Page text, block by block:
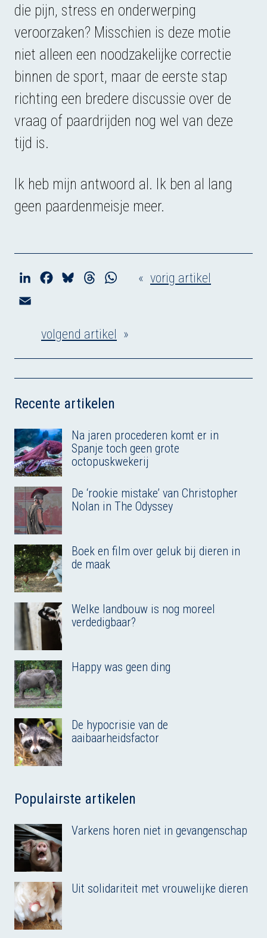
die pijn, stress en onderwerping
veroorzaken? Misschien is deze motie
niet alleen een noodzakelijke correctie
binnen de sport, maar de eerste stap
richting een bredere discussie over de
vraag of paardrijden nog wel van deze
tijd is.
Ik heb mijn antwoord al. Ik ben al lang
geen paardenmeisje meer.
d
I
b
o
o
e
s
k
y
e
a
d
s
A
p
« vorig artikel
volgend artikel »
Recente artikelen
Na jaren procederen komt er in
Spanje toch geen grote
octopuskwekerij
De ‘rookie mistake’ van Christopher
Nolan in The Odyssey
Boek en film over geluk bij dieren in
de maak
Welke landbouw is nog moreel
verdedigbaar?
Happy was geen ding
De hypocrisie van de
aaibaarheidsfactor
Populairste artikelen
Varkens horen niet in gevangenschap
Uit solidariteit met vrouwelijke dieren